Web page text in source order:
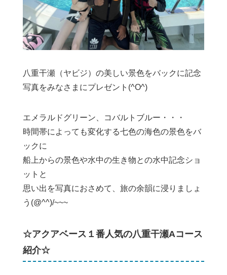
八重干瀬（ヤビジ）の美しい景色をバックに記念
写真をみなさまにプレゼント(^O^)
エメラルドグリーン、コバルトブルー・・・
時間帯によっても変化する七色の海色の景色をバ
ックに
船上からの景色や水中の生き物との水中記念ショ
ットと
思い出を写真におさめて、旅の余韻に浸りましょ
う(@^^)/~~~
☆アクアベース１番人気の八重干瀬Aコース
紹介☆